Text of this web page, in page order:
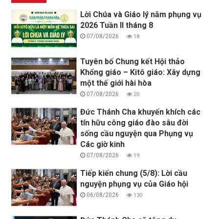
Lời Chúa và Giáo lý năm phụng vụ
2026 Tuần II tháng 8
07/08/2026 18
Tuyên bố Chung kết Hội thảo
Khổng giáo – Kitô giáo: Xây dựng
một thế giới hài hòa
07/08/2026 20
Đức Thánh Cha khuyến khích các
tín hữu công giáo đào sâu đời
sống cầu nguyện qua Phụng vụ
Các giờ kinh
07/08/2026 19
Tiếp kiến chung (5/8): Lời cầu
nguyện phụng vụ của Giáo hội
06/08/2026 130